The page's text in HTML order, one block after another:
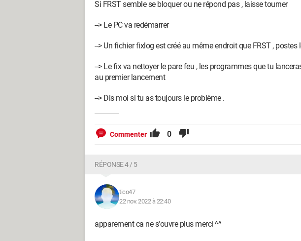
Si FRST semble se bloquer ou ne répond pas , laisse tourner
--> Le PC va redémarrer
--> Un fichier fixlog est créé au même endroit que FRST ,
--> Le fix va nettoyer le pare feu , les programmes que tu
au premier lancement
--> Dis moi si tu as toujours le problème .
Commenter 0
RÉPONSE 4 / 5
tico47
22 nov. 2022 à 22:40
apparement ca ne s'ouvre plus merci ^^